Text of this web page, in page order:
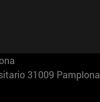
31009 Pamplona